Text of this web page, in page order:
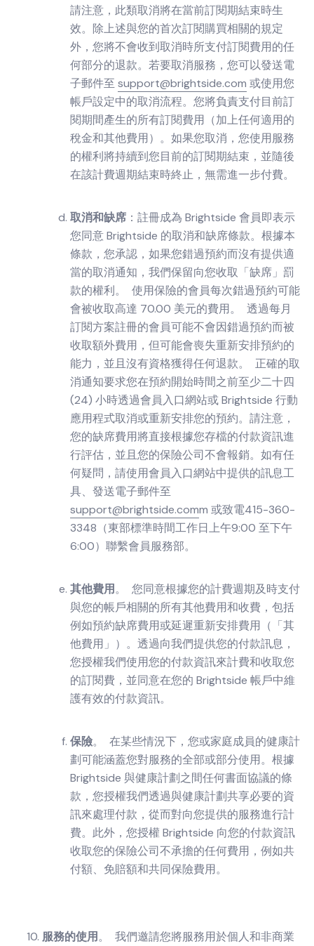
請注意，此類取消將在當前訂閱期結束時生
效。除上述與您的首次訂閱購買相關的規定
外，您將不會收到取消時所支付訂閱費用的任
何部分的退款。若要取消服務，您可以發送電
子郵件至 support@brightside.com 或使用您
帳戶設定中的取消流程。您將負責支付目前訂
閱期間產生的所有訂閱費用（加上任何適用的
稅金和其他費用）。如果您取消，您使用服務
的權利將持續到您目前的訂閱期結束，並隨後
在該計費週期結束時終止，無需進一步付費。
取消和缺席 ：註冊成為 Brightside 會員即表示
您同意 Brightside 的取消和缺席條款。根據本
條款，您承認，如果您錯過預約而沒有提供適
當的取消通知，我們保留向您收取「缺席」罰
款的權利。 使用保險的會員每次錯過預約可能
會被收取高達 70.00 美元的費用。 透過每月
訂閱方案註冊的會員可能不會因錯過預約而被
收取額外費用，但可能會喪失重新安排預約的
能力，並且沒有資格獲得任何退款。 正確的取
消通知要求您在預約開始時間之前至少二十四
(24) 小時透過會員入口網站或 Brightside 行動
應用程式取消或重新安排您的預約。請注意，
您的缺席費用將直接根據您存檔的付款資訊進
行評估，並且您的保險公司不會報銷。如有任
何疑問，請使用會員入口網站中提供的訊息工
具、發送電子郵件至
support@brightside.comm 或致電415-360-
3348（東部標準時間工作日上午9:00 至下午
6:00）聯繫會員服務部。
其他費用。 您同意根據您的計費週期及時支付
與您的帳戶相關的所有其他費用和收費，包括
例如預約缺席費用或延遲重新安排費用（「其
他費用」）。透過向我們提供您的付款訊息，
您授權我們使用您的付款資訊來計費和收取您
的訂閱費，並同意在您的 Brightside 帳戶中維
護有效的付款資訊。
保險。 在某些情況下，您或家庭成員的健康計
劃可能涵蓋您對服務的全部或部分使用。根據
Brightside 與健康計劃之間任何書面協議的條
款，您授權我們透過與健康計劃共享必要的資
訊來處理付款，從而對向您提供的服務進行計
費。此外，您授權 Brightside 向您的付款資訊
收取您的保險公司不承擔的任何費用，例如共
付額、免賠額和共同保險費用。
服務的使用。 我們邀請您將服務用於個人和非商業